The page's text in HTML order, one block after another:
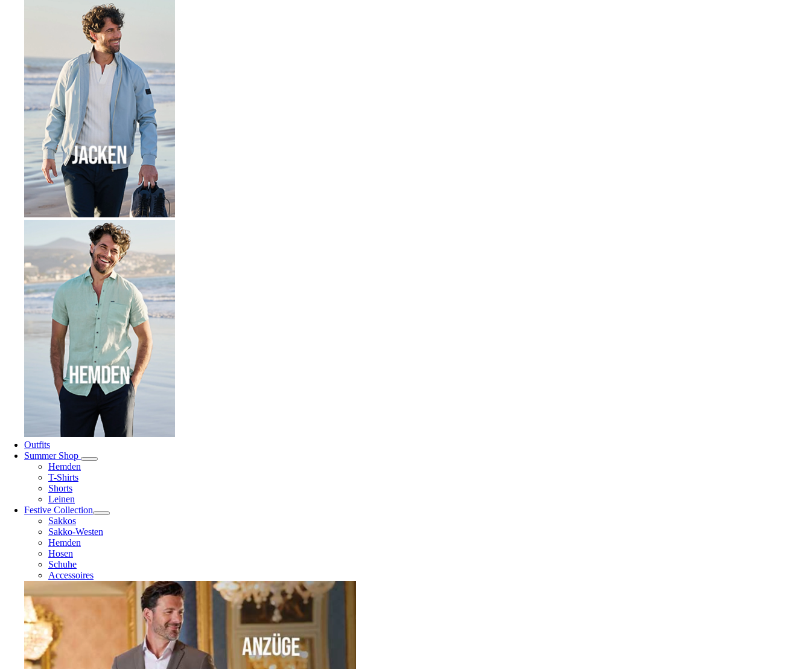
Outfits
Summer Shop
Hemden
T-Shirts
Shorts
Leinen
Festive Collection
Sakkos
Sakko-Westen
Hemden
Hosen
Schuhe
Accessoires